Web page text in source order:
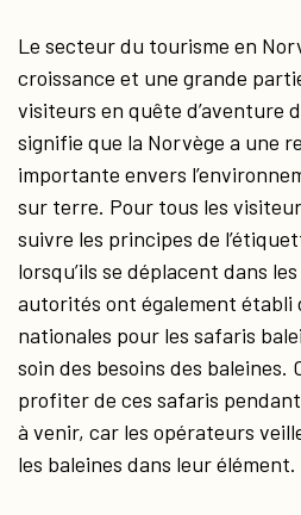
Le secteur du tourisme en
croissance et une grande
visiteurs en quête d’aventure
signifie que la Norvège a une
importante envers
sur terre. Pour tous les
suivre les principes de
lorsqu’ils se déplacent dans
autorités ont également établi
nationales pour les safaris
soin des besoins des baleines.
profiter de ces safaris
à venir, car les opérateurs
les baleines dans leur élément.